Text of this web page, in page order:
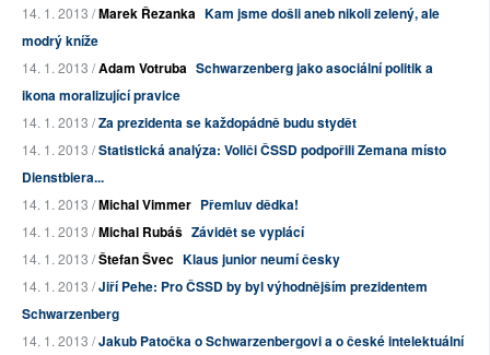
14. 1. 2013 /Marek Řezanka Kam jsme došli aneb nikoli zelený, ale
modrý kníže
14. 1. 2013 /Adam Votruba Schwarzenberg jako asociální politik a
ikona moralizující pravice
14. 1. 2013 /Za prezidenta se každopádně budu stydět
14. 1. 2013 /Statistická analýza: Voliči ČSSD podpořili Zemana místo
Dienstbiera...
14. 1. 2013 /Michal Vimmer Přemluv dědka!
14. 1. 2013 /Michal Rubáš Závidět se vyplácí
14. 1. 2013 /Štefan Švec Klaus junior neumí česky
14. 1. 2013 /Jiří Pehe: Pro ČSSD by byl výhodnějším prezidentem
Schwarzenberg
14. 1. 2013 /Jakub Patočka o Schwarzenbergovi a o české intelektuální